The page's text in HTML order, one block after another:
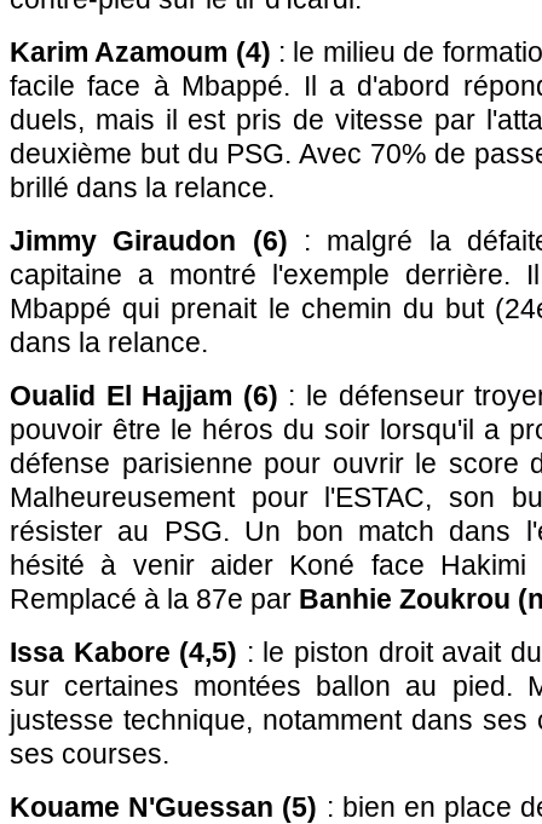
Karim Azamoum (4) : le milieu de
facile face à Mbappé. Il a d'abord
duels, mais il est pris de vitesse par
deuxième but du PSG. Avec 70% de
brillé dans la relance.
Jimmy Giraudon (6) : malgré la
capitaine a montré l'exemple derrière.
Mbappé qui prenait le chemin du but
dans la relance.
Oualid El Hajjam (6) : le défenseur
pouvoir être le héros du soir lorsqu'il a
défense parisienne pour ouvrir le score
Malheureusement pour l'ESTAC, son
résister au PSG. Un bon match dans
hésité à venir aider Koné face
Remplacé à la 87e par Banhie Zoukrou
Issa Kabore (4,5) : le piston droit avait
sur certaines montées ballon au pied.
justesse technique, notamment dans ses
ses courses.
Kouame N'Guessan (5) : bien en place